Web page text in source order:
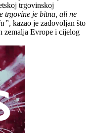
trgovinskoj
trgovine je bitna, ali ne
, kazao je zadovoljan što
zemalja Evrope i cijelog